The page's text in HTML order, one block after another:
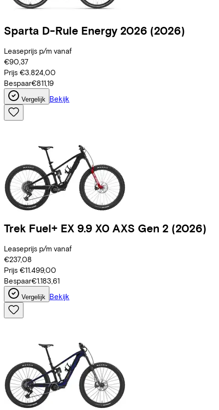
Sparta D-Rule Energy 2026 (2026)
Leaseprijs p/m vanaf
€90,37
Prijs €3.824,00
Bespaar€811,19
Vergelijk Bekijk
Trek Fuel+ EX 9.9 X0 AXS Gen 2 (2026)
Leaseprijs p/m vanaf
€237,08
Prijs €11.499,00
Bespaar€1.183,61
Vergelijk Bekijk